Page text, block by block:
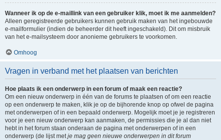
Wanneer ik op de e-maillink van een gebruiker klik, moet ik me aanmelden?
Alleen geregistreerde gebruikers kunnen gebruik maken van het ingebouwde
e-mailformulier (indien de beheerder dit heeft ingeschakeld). Dit om misbruik
van het e-mailsysteem door anonieme gebruikers te voorkomen.
Omhoog
Vragen in verband met het plaatsen van berichten
Hoe plaats ik een onderwerp in een forum of maak een reactie?
Om een nieuw onderwerp in één van de forums te plaatsen of om een reactie
op een onderwerp te maken, klik je op de bijhorende knop op ofwel de pagina
met onderwerpen of in een bepaald onderwerp. Mogelijk moet je je registreren
voor je een nieuw onderwerp kan aanmaken, de permissies die je al dan niet
hebt in het forum staan onderaan de pagina met onderwerpen of in een
onderwerp (de lijst metje mag geen nieuwe onderwerpen in dit forum